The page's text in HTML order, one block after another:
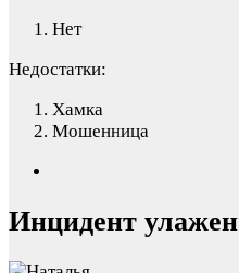
Нет
Недостатки:
Хамка
Мошенница
Инцидент улажен